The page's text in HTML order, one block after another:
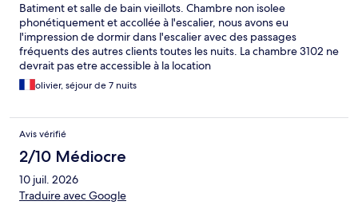
Batiment et salle de bain vieillots. Chambre non isolee
phonétiquement et accollée à l'escalier, nous avons eu
l'impression de dormir dans l'escalier avec des passages
fréquents des autres clients toutes les nuits. La chambre 3102 ne
devrait pas etre accessible à la location
olivier, séjour de 7 nuits
Avis vérifié
2/10 Médiocre
10 juil. 2026
Traduire avec Google